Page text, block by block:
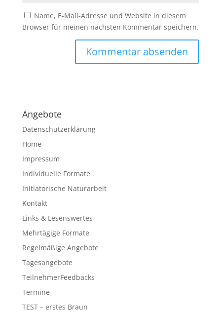
Name, E-Mail-Adresse und Website in diesem
Browser für meinen nächsten Kommentar speichern.
r
n
t
i
v
Angebote
Datenschutzerklärung
Home
Impressum
Individuelle Formate
Initiatorische Naturarbeit
Kontakt
Links & Lesenswertes
Mehrtägige Formate
Regelmäßige Angebote
Tagesangebote
TeilnehmerFeedbacks
Termine
TEST – erstes Braun